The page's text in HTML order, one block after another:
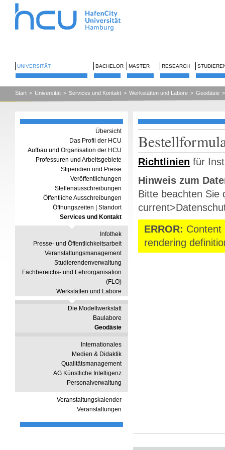
UNIVERSITÄT BACHELOR MASTER RESEARCH
Start > Universität > Services und Kontakt > Werkstätten und Labore > Geodäsie >
Übersicht
Das Profil der HCU
Aufbau und Organisation der HCU
Professuren und Arbeitsgebiete
Stipendien und Preise
Veröffentlichungen
Stellenausschreibungen
Öffentliche Ausschreibungen
Öffnungszeiten | Standort
Services und Kontakt
Infothek
Presse- und Öffentlichkeitsarbeit
Veranstaltungsmanagement
Studierendenverwaltung
Fachbereichs- und Lehrorganisation
(FLO)
Werkstätten und Labore
Die Modellwerkstatt
Baulabore
Geodäsie
Internationales
Medien & Didaktik
Qualitätsmanagement
AG Künstliche Intelligenz
Personalverwaltung
Veranstaltungskalender
Veranstaltungen
Richtlinien für
Hinweis zum
Bitte beachten Sie
ERROR: Content
rendering